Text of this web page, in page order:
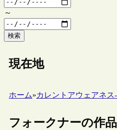
～
検索
現在地
ホーム»カレントアウェアネス
フォークナーの作